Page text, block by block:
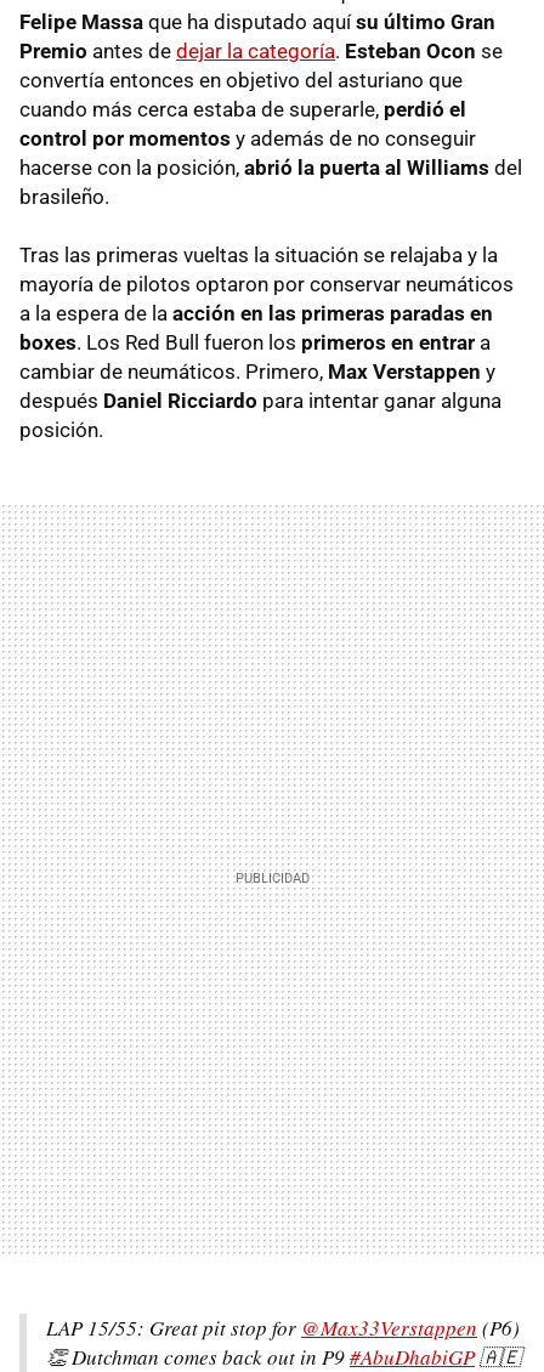
Felipe Massa que ha disputado aquísu último Gran
Premio antes de dejar la categoría. Esteban Ocon se
convertía entonces en objetivo del asturiano que
cuando más cerca estaba de superarle, perdió el
control por momentos y además de no conseguir
hacerse con la posición, abrió la puerta al Williams del
brasileño.
Tras las primeras vueltas la situación se relajaba y la
mayoría de pilotos optaron por conservar neumáticos
a la espera de la acción en las primeras paradas en
boxes. Los Red Bull fueron los primeros en entrar a
cambiar de neumáticos. Primero, Max Verstappen y
después Daniel Ricciardo para intentar ganar alguna
posición.
LAP 15/55: Great pit stop for @Max33Verstappen (P6)
👏 Dutchman comes back out in P9#AbuDhabiGP🇦🇪